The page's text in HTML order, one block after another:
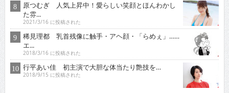
原つむぎ 人気上昇中！愛らしい笑顔とほんわかし
た雰...
2021/3/16 に投稿された
稀見理都 乳首残像に触手・アヘ顔・「らめぇ」……
エ...
2018/3/16 に投稿された
行平あい佳 初主演で大胆な体当たり艶技を…
2018/9/15 に投稿された